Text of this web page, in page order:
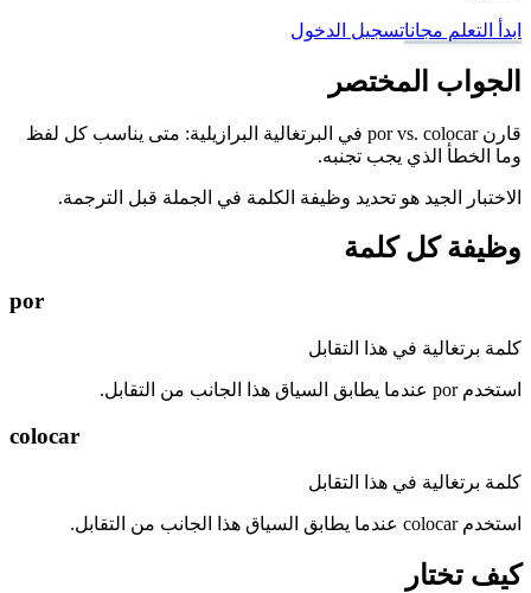
ابدأ التعلم مجاناتسجيل الدخول
الجواب المختصر
قارن por vs. colocar في البرتغالية البرازيلية: متى يناسب كل لفظ
وما الخطأ الذي يجب تجنبه.
الاختبار الجيد هو تحديد وظيفة الكلمة في الجملة قبل الترجمة.
وظيفة كل كلمة
por
كلمة برتغالية في هذا التقابل
استخدم por عندما يطابق السياق هذا الجانب من التقابل.
colocar
كلمة برتغالية في هذا التقابل
استخدم colocar عندما يطابق السياق هذا الجانب من التقابل.
كيف تختار